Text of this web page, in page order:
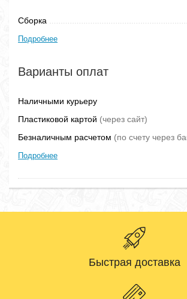
Сборка
Подробнее
Варианты оплат
Наличными курьеру
Пластиковой картой (через сайт)
Безналичным расчетом (по счету через
Подробнее
Быстрая доставка